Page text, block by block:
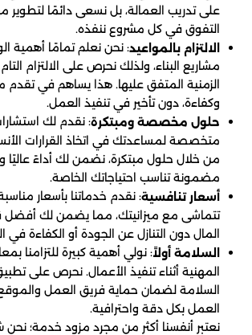
على تدريب العمالة، بل نسعى دائمًا لتطوير
التفوق في كل مشروع ننفذه.
الالتزام بالمواعيد: نحن نعلم تمامًا أهمية
مشاريع البناء، ولذلك نحرص على الالتزام
الزمنية المتفق عليها. هذا يساهم في
وكفاءة، دون تأخير في تنفيذ العمل.
حلول مخصصة ومبتكرة: نقدم لك
متخصصة لمساعدتك في اتخاذ القرارات
من خلال حلول مبتكرة، نضمن لك أداءً عاليًا
مضمونة تناسب احتياجاتك الخاصة.
أسعار تنافسية: نقدم خدماتنا بأسعار
تتماشى مع ميزانيتك، مما يضمن لك أفضل
المال دون التنازل عن الجودة أو الكفاءة في
السلامة أولاً: نولي أهمية كبيرة للتزامنا
المهنية أثناء تنفيذ الأعمال. نحرص على
السلامة لضمان حماية فريق العمل والموقع
العمل بكل دقة واحترافية.
نعتبر أنفسنا أكثر من مجرد مزود خدمة؛ نحن